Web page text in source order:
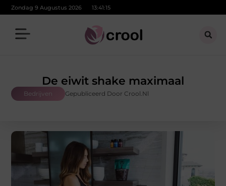
Zondag 9 Augustus 2026 13:41:16
De eiwit shake maximaal
Bedrijven Gepubliceerd Door Crool.nl